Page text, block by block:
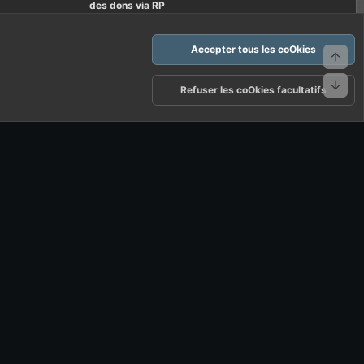
des dons via RP
Politique de confidentialité Aide
R
S
Accepter tous les coOkies
Refuser les coOkies facultatifs